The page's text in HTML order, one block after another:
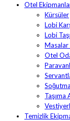
Otel
Kürsüler
Lobi
Lobi
Masalar
Otel
Taşıma
Temizlik